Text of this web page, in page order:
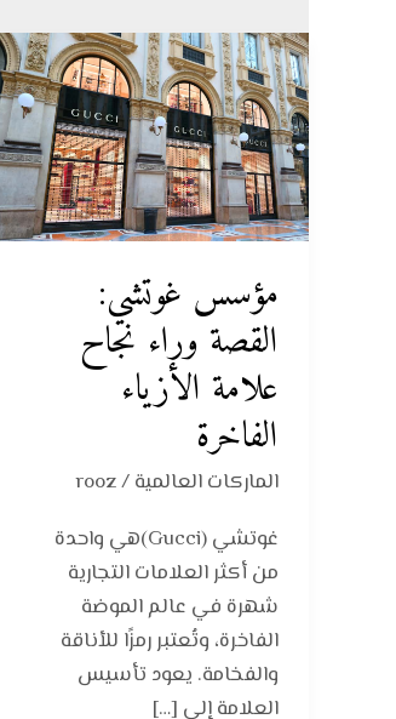
مؤسس غوتشي:
القصة وراء نجاح
علامة الأزياء
الفاخرة
الماركات العالمية/
rooz
غوتشي (Gucci)هي واحدة
من أكثر العلامات التجارية
شهرة في عالم الموضة
الفاخرة، وتُعتبر رمزًا للأناقة
والفخامة. يعود تأسيس
العلامة إلى […]
مؤسس
غوتشي:
القصة
وراء
نجاح
علامة
الأزياء
الفاخرة